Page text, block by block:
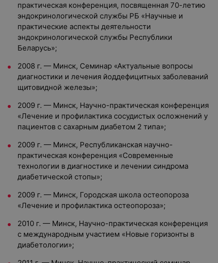
практическая конференция, посвященная 70-летию
эндокринологической службы РБ «Научные и
практические аспекты деятельности
эндокринологической службы Республики
Беларусь»;
2008 г. — Минск, Семинар «Актуальные вопросы
диагностики и лечения йоддефицитных заболеваний
щитовидной железы»;
2009 г. — Минск, Научно-практическая конференция
«Лечение и профилактика сосудистых осложнений у
пациентов с сахарным диабетом 2 типа»;
2009 г. — Минск, Республиканская научно-
практическая конференция «Современные
технологии в диагностике и лечении синдрома
диабетической стопы»;
2009 г. — Минск, Городская школа остеопороза
«Лечение и профилактика остеопороза»;
2010 г. — Минск, Научно-практическая конференция
с международным участием «Новые горизонты в
диабетологии»;